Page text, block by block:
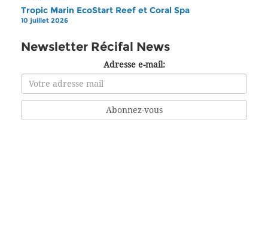
Tropic Marin EcoStart Reef et Coral Spa
10 juillet 2026
Newsletter Récifal News
Adresse e-mail: